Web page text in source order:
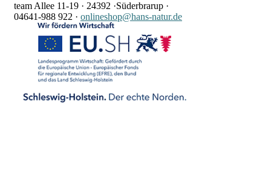
team Allee 11-19 · 24392 ·Süderbrarup ·
04641-988 922 · onlineshop@hans-natur.de